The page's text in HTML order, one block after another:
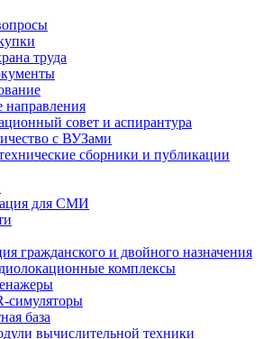
труда
направления
совет и аспирантура
с ВУЗами
сборники и публикации
для СМИ
гражданского и двойного назначения
комплексы
симуляторы
база
вычислительной техники